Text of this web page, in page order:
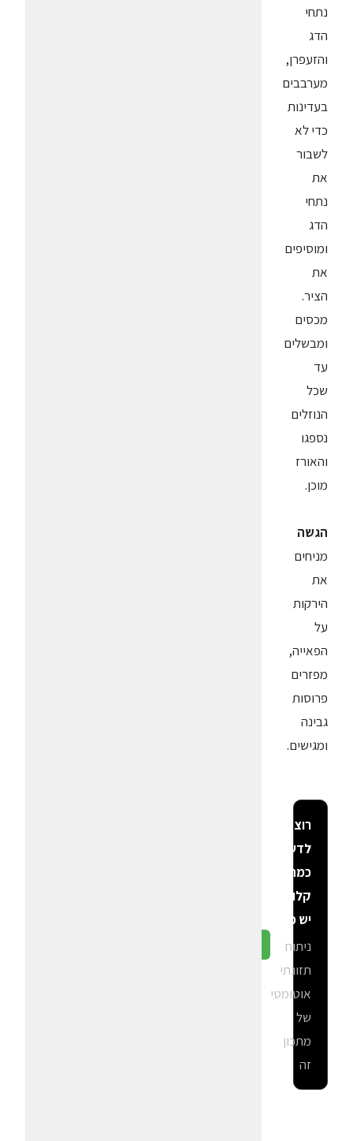
נתחי
הדג
והזעפרן,
מערבבים
בעדינות
כדי לא
לשבור
את
נתחי
הדג
ומוסיפים
את
הציר.
מכסים
ומבשלים
עד
שכל
הנוזלים
נספגו
והאורז
מוכן.
הגשה
מניחים
את
הירקות
על
הפאייה,
מפזרים
פרוסות
גבינה
ומגישים.
רוצה
לדעת
כמה
קלוריות
יש פה?
ניתוח
תזונתי
אוטומטי
של
מתכון
זה